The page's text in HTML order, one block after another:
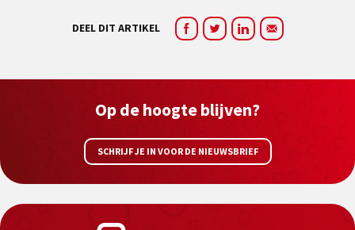
DEEL DIT ARTIKEL
Op de hoogte blijven?
SCHRIJF JE IN VOOR DE NIEUWSBRIEF